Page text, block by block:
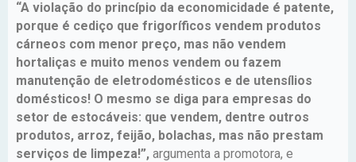
“A violação do princípio da economicidade é patente,
porque é cediço que frigoríficos vendem produtos
cárneos com menor preço, mas não vendem
hortaliças e muito menos vendem ou fazem
manutenção de eletrodomésticos e de utensílios
domésticos! O mesmo se diga para empresas do
setor de estocáveis: que vendem, dentre outros
produtos, arroz, feijão, bolachas, mas não prestam
serviços de limpeza!”, argumenta a promotora, e